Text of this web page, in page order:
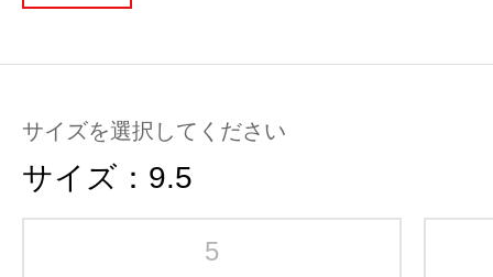
サイズを選択してください
サイズ： 9.5
5